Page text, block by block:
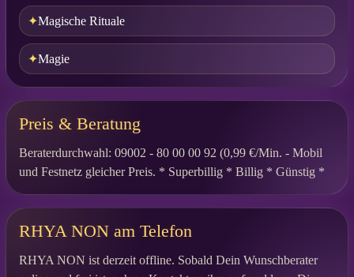
Magische Rituale
Magie
Preis & Beratung
Beraterdurchwahl: 09002 - 80 00 00 92 (0,99 €/Min. - Mobil
und Festnetz gleicher Preis. * Superbillig * Billig * Günstig *
RHYA NON am Telefon
RHYA NON ist derzeit offline. Sobald Dein Wunschberater